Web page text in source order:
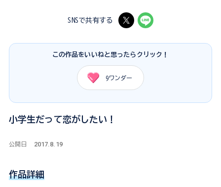
SNSで共有する
この作品をいいねと思ったらクリック！
9ワンダー
小学生だって恋がしたい！
公開日 2017.8.19
作品詳細